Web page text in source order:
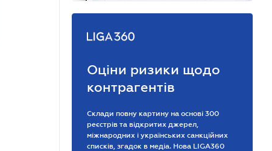
Оціни ризики щодо
контрагентів
Склади повну картину на основі 300
реєстрів та відкритих джерел,
міжнародних і українських санкційних
списків, згадок в медіа. Нова LIGA360